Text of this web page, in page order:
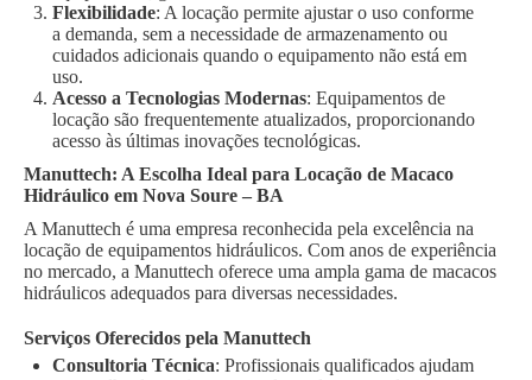
Flexibilidade: A locação permite ajustar o uso conforme
a demanda, sem a necessidade de armazenamento ou
cuidados adicionais quando o equipamento não está em
uso.
Acesso a Tecnologias Modernas: Equipamentos de
locação são frequentemente atualizados, proporcionando
acesso às últimas inovações tecnológicas.
Manuttech: A Escolha Ideal para Locação de Macaco
Hidráulico em Nova Soure – BA
A Manuttech é uma empresa reconhecida pela excelência na
locação de equipamentos hidráulicos. Com anos de experiência
no mercado, a Manuttech oferece uma ampla gama de macacos
hidráulicos adequados para diversas necessidades.
Serviços Oferecidos pela Manuttech
Consultoria Técnica: Profissionais qualificados ajudam